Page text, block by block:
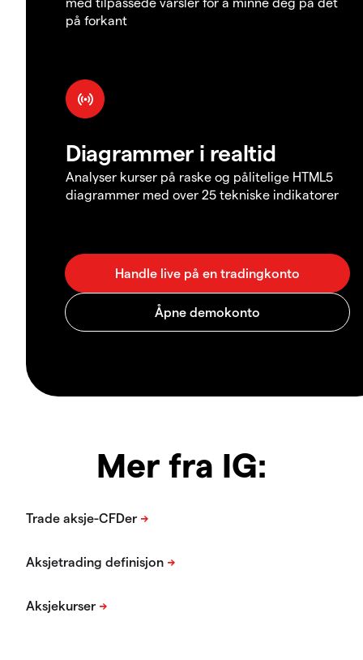
på forkant
Diagrammer i realtid
Analyser kurser på raske og pålitelige HTML5
diagrammer med over 25 tekniske indikatorer
Mer fra IG: